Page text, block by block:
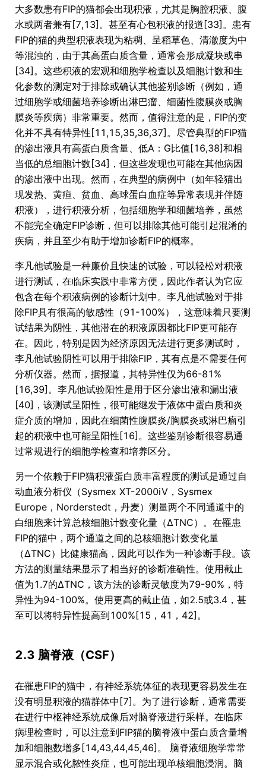
大多数患有FIP的猫都会出现积液，尤其是胸腔积液、腹
水或两者兼有[7,13]。甚至有心包积液的报道[33]。患有
FIP的猫的典型积液表现为粘稠、呈稻草色、清澈度为中
等混浊的，由于其高蛋白质含量，通常会形成凝块或串
[34]。这些积液的宏观和细胞学检查以及细胞计数和生
化参数的测定对于排除或确认其他鉴别诊断（例如，通
过细胞学或细菌培养诊断出淋巴瘤、细菌性腹膜炎或胸
膜炎等疾病）非常重要。然而，值得注意的是，FIP的变
化并不具有特异性[11,15,35,36,37]。尽管典型的FIP猫
的渗出液具有高蛋白质含量、低A：G比值[16,38]和相
当低的总细胞计数[34]，但这些发现也可能在其他病因
的渗出液中出现。然而，在典型的病例中（如年轻猫出
现发热、黄疸、贫血、高球蛋白血症等异常表现并伴随
积液），进行积液分析，包括细胞学和细菌培养，虽然
不能完全确定FIP诊断，但可以排除其他可能引起混淆的
疾病，并且至少有助于增加诊断FIP的概率。
李凡他试验是一种廉价且快速的试验，可以轻松对积液
进行测试，在临床实践中非常方便，因此作者认为它应
包含在每个积液病例的诊断计划中。李凡他试验对于排
除FIP具有很高的敏感性（91-100%），这意味着只要测
试结果为阴性，其他潜在的积液原因都比FIP更可能存
在。因此，特别是因为经济原因无法进行更多测试时，
李凡他试验阴性可以用于排除FIP，其有点是不需要任何
分析仪器。然而，据报道，其特异性仅为66-81%
[16,39]。李凡他试验阳性是用于区分渗出液和漏出液
[40]，该测试呈阳性，很可能继发于液体中蛋白质和炎
症介质的增加，因此在细菌性腹膜炎/胸膜炎或淋巴瘤引
起的积液中也可能呈阳性[16]。这些鉴别诊断很容易通
过常规进行的细胞学检查和培养区分。
另一个依赖于FIP猫积液蛋白质丰富程度的测试是通过自
动血液分析仪（Sysmex XT-2000iV，Sysmex
Europe，Norderstedt，丹麦）测量两个不同通道中的
白细胞来计算总核细胞计数变化量（∆TNC）。在罹患
FIP的猫中，两个通道之间的总核细胞计数变化量
（∆TNC）比健康猫高，因此可以作为一种诊断手段。该
方法的测量结果显示了相当好的诊断准确性。使用截止
值为1.7的∆TNC，该方法的诊断灵敏度为79-90%，特
异性为94-100%。使用更高的截止值，如2.5或3.4，甚
至可以将特异性提高到100%[15，41，42]。
2.3 脑脊液（CSF）
在罹患FIP的猫中，有神经系统体征的表现更容易发生在
没有明显积液的猫群体中[7]。为了进行诊断，通常需要
在进行中枢神经系统成像后对脑脊液进行采样。在临床
病理检查时，可以注意到FIP猫的脑脊液中蛋白质含量增
加和细胞数增多[14,43,44,45,46]。 脑脊液细胞学常常
显示混合或化脓性炎症，也可能出现单核细胞浸润。脑